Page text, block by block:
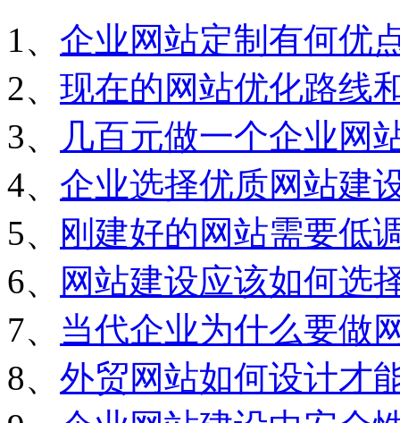
1、 企业网站定制有何优
2、 现在的网站优化路线
3、
几百元做一个企业网
4、 企业选择优质网站建
5、
刚建好的网站需要低
6、
网站建设应该如何选
7、 当代企业为什么要做
8、 外贸网站如何设计才